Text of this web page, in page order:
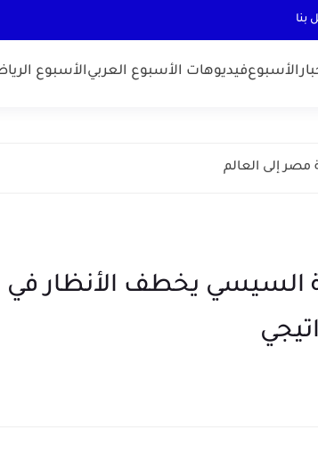
بنا
فيديوهات الأسبوع العربيالأسبوع
مصر إلى العالم
السيسي يخطف الأنظار في